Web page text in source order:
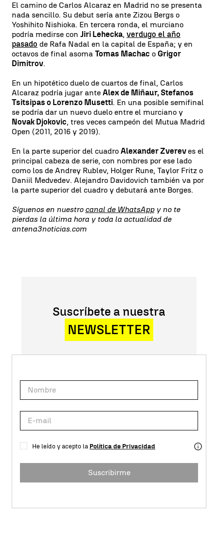
El camino de Carlos Alcaraz en Madrid no se presenta
nada sencillo. Su debut sería ante Zizou Bergs o
Yoshihito Nishioka. En tercera ronda, el murciano
podría medirse con Jiri Lehecka, verdugo el año
pasado de Rafa Nadal en la capital de España; y en
octavos de final asoma Tomas Machac o Grigor
Dimitrov.
En un hipotético duelo de cuartos de final, Carlos
Alcaraz podría jugar ante Alex de Miñaur, Stefanos
Tsitsipas o Lorenzo Musetti. En una posible semifinal
se podría dar un nuevo duelo entre el murciano y
Novak Djokovic, tres veces campeón del Mutua Madrid
Open (2011, 2016 y 2019).
En la parte superior del cuadro Alexander Zvereves el
principal cabeza de serie, con nombres por ese lado
como los de Andrey Rublev, Holger Rune, Taylor Fritz o
Daniil Medvedev. Alejandro Davidovich también va por
la parte superior del cuadro y debutará ante Borges.
Síguenos en nuestro canal de WhatsAppy no te
pierdas la última hora y toda la actualidad de
antena3noticias.com
Suscríbete a nuestra
NEWSLETTER
He leído y acepto la Política de Privacidad
Suscribirme